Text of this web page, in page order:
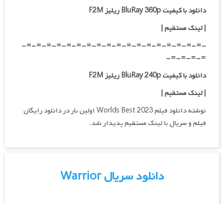
دانلود با کیفیت BluRay 360p ریلیز F2M
| لینک مستقیم|
-=-=-=-=-=-=-=-=-=-=-=-=-=-=-=-=-=-=-
=-=-=-=-
دانلود با کیفیت BluRay 240p ریلیز F2M
| لینک مستقیم|
نوشته دانلود فیلم Worlds Best 2023 اولین بار در دانلود رایگان
فیلم و سریال با لینک مستقیم پدیدار شد.
دانلود سریال Warrior